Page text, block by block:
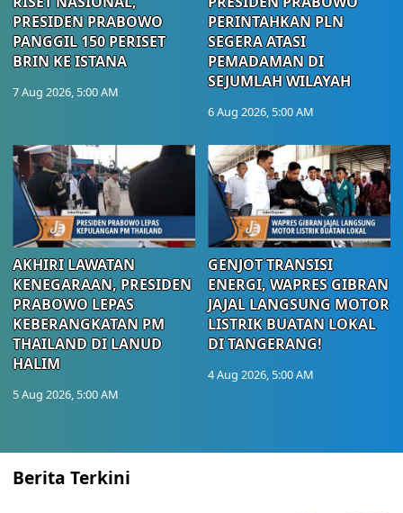
PRESIDEN PRABOWO
PANGGIL 150 PERISET
BRIN KE ISTANA
7 Aug 2026, 5:00 AM
PERINTAHKAN PLN
SEGERA ATASI
PEMADAMAN DI
SEJUMLAH WILAYAH
6 Aug 2026, 5:00 AM
AKHIRI LAWATAN
KENEGARAAN, PRESIDEN
PRABOWO LEPAS
KEBERANGKATAN PM
THAILAND DI LANUD
HALIM
5 Aug 2026, 5:00 AM
GENJOT TRANSISI
ENERGI, WAPRES GIBRAN
JAJAL LANGSUNG MOTOR
LISTRIK BUATAN LOKAL
DI TANGERANG!
4 Aug 2026, 5:00 AM
Berita Terkini